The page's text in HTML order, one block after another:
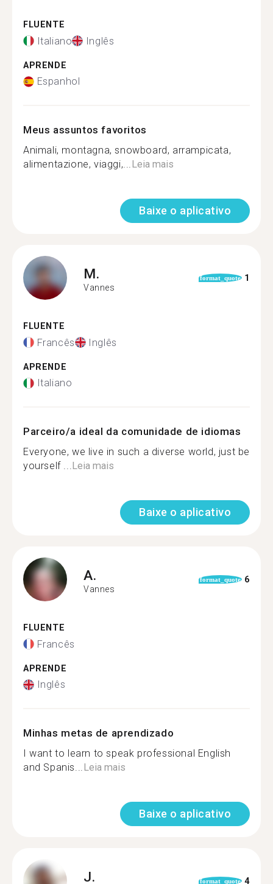
FLUENTE
Italiano Inglês
APRENDE
Espanhol
Meus assuntos favoritos
Animali, montagna, snowboard, arrampicata,
alimentazione, viaggi,...Leia mais
Baixe o aplicativo
M.
Vannes
format_quote 1
FLUENTE
Francês Inglês
APRENDE
Italiano
Parceiro/a ideal da comunidade de idiomas
Everyone, we live in such a diverse world, just be
yourself ...Leia mais
Baixe o aplicativo
A.
Vannes
format_quote 6
FLUENTE
Francês
APRENDE
Inglês
Minhas metas de aprendizado
I want to learn to speak professional English
and Spanis...Leia mais
Baixe o aplicativo
J. format_quote 4